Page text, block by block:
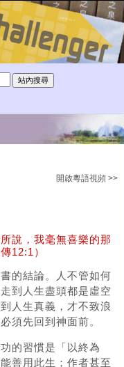
開啟粵語視頻 >>
說，我毫無喜樂的那
12:1）
的結論。人不管如何
到人生盡頭都是虛空
人生真義，才不致浪
須先回到神面前。
的習慣是「以終為
善用此生；作者甚至